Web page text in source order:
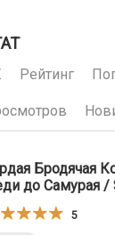
Рейтинг
Бродячая
до Самурая /
Lady’s
Samurai
5